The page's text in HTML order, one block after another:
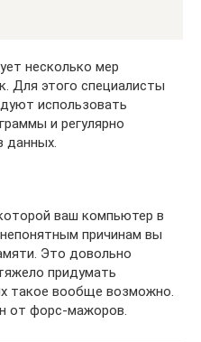
несколько мер
Для этого специалисты
использовать
и регулярно
данных.
ваш компьютер в
причинам вы
Это довольно
придумать
такое вообще возможно.
от форс-мажоров.